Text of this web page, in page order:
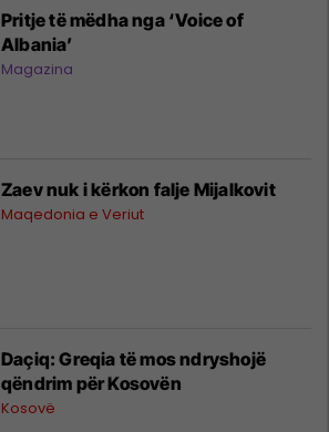
Pritje të mëdha nga ‘Voice of
Albania’
Magazina
Zaev nuk i kërkon falje Mijalkovit
Maqedonia e Veriut
Daçiq: Greqia të mos ndryshojë
qëndrim për Kosovën
Kosovë